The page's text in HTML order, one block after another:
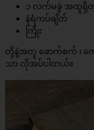
၁ လက်မခွဲ အထူရှိတဲ့
နံရံကပ်ချိတ်
ကြိုး
တို့နဲ့အတူ ဖောက်စက် ၊ က
သာ လိုအပ်ပါတယ်။